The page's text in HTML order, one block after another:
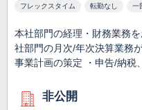
フレックスタイム 転勤なし 一
本社部門の経理・財務業務
社部門の月次/年次決算業務
事業計画の策定 ・申告/納税
非公開